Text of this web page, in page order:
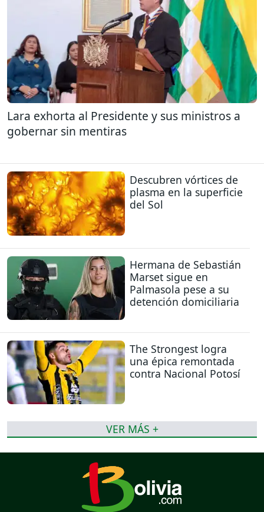
Lara exhorta al Presidente y sus ministros a
gobernar sin mentiras
Descubren vórtices de
plasma en la superficie
del Sol
Hermana de Sebastián
Marset sigue en
Palmasola pese a su
detención domiciliaria
The Strongest logra
una épica remontada
contra Nacional Potosí
VER MÁS +